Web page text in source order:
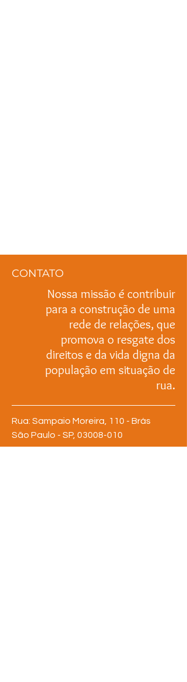
CONTATO
Nossa missão é contribuir
para a construção de uma
rede de relações, que
promova o resgate dos
direitos e da vida digna da
população em situação de
rua.
Rua: Sampaio Moreira, 110 - Brás
São Paulo - SP, 03008-010